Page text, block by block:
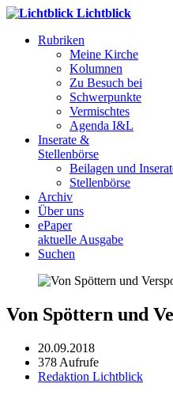
Lichtblick
Rubriken
Meine Kirche
Kolumnen
Zu Besuch bei
Schwerpunkte
Vermischtes
Agenda I&L
Inserate &
Stellenbörse
Beilagen und
Stellenbörse
Archiv
Über uns
ePaper
aktuelle Ausgabe
Suchen
Von Spöttern und
20.09.2018
378 Aufrufe
Redaktion Lichtblick